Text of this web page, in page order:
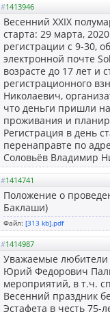
#1413946
Весенний XXIX
старта: 29 марта,
регистрации с 9-30,
электронной почте
возрасте до 17 лет и
регистрационного
Николаевич,
что деньги пришли
проживания и
Регистрация в день
перенаправте по
Соловьёв Владимир
#1414741
Положение о
Баклаши)
Файл: [313 kb].pdf
#1414987
Уважаемые любители
Юрий Федорович
мероприятий, в т.ч.
Весенний праздник
Эстафета в честь